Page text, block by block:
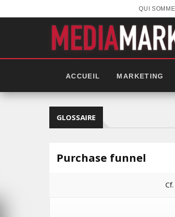
QUI
ACCUEIL MARKETING
GLOSSAIRE
Purchase funnel